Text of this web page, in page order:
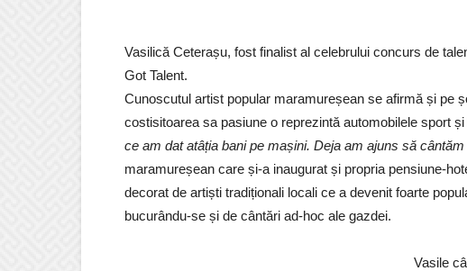
Vasilică Ceterașu, fost finalist al celebrului concurs de
Got Talent.
Cunoscutul artist popular maramureșean se afirmă și pe
costisitoarea sa pasiune o reprezintă automobilele sport
ce am dat atâția bani pe mașini. Deja am ajuns să cântăm
maramureșean care și-a inaugurat și propria pensiune-
decorat de artiști tradiționali locali ce a devenit foarte
bucurându-se și de cântări ad-hoc ale gazdei.
Vasile